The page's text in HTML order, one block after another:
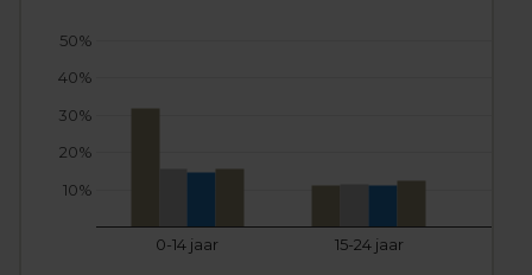
0-14 jaar 15-24 jaar
10%
20%
30%
40%
50%